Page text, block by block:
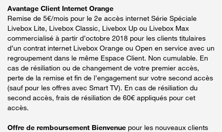
Avantage Client Internet Orange
Remise de 5€/mois pour le 2e accès internet Série Spéciale
Livebox Lite, Livebox Classic, Livebox Up ou Livebox Max
commercialisé à partir d’octobre 2018 pour les clients titulaires
d’un contrat internet Livebox Orange ou Open en service avec un
regroupement dans le même Espace Client. Non cumulable. En
cas de résiliation ou de changement de votre premier accès,
perte de la remise et fin de l’engagement sur votre second accès
(sauf pour les offres avec Smart TV). En cas de résiliation du
second accès, frais de résiliation de 60€ appliqués pour cet
accès.
Offre de remboursement Bienvenue pour les nouveaux clients